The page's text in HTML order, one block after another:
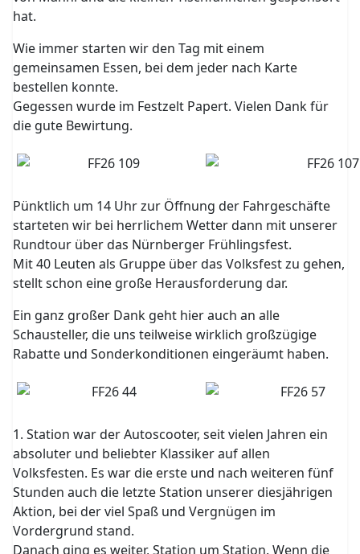
hat.
Wie immer starten wir den Tag mit einem
gemeinsamen Essen, bei dem jeder nach Karte
bestellen konnte.
Gegessen wurde im Festzelt Papert. Vielen Dank für
die gute Bewirtung.
Pünktlich um 14 Uhr zur Öffnung der Fahrgeschäfte
starteten wir bei herrlichem Wetter dann mit unserer
Rundtour über das Nürnberger Frühlingsfest.
Mit 40 Leuten als Gruppe über das Volksfest zu gehen,
stellt schon eine große Herausforderung dar.
Ein ganz großer Dank geht hier auch an alle
Schausteller, die uns teilweise wirklich großzügige
Rabatte und Sonderkonditionen eingeräumt haben.
1. Station war der Autoscooter, seit vielen Jahren ein
absoluter und beliebter Klassiker auf allen
Volksfesten. Es war die erste und nach weiteren fünf
Stunden auch die letzte Station unserer diesjährigen
Aktion, bei der viel Spaß und Vergnügen im
Vordergrund stand.
Danach ging es weiter, Station um Station. Wenn die